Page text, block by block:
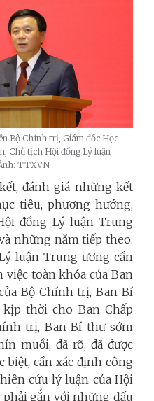
Bộ Chính trị, Giám đốc Học
Chủ tịch Hội đồng Lý luận
TTXVN
đánh giá những kết
tiêu, phương hướng,
đồng Lý luận Trung
những năm tiếp theo.
luận Trung ương cần
toàn khóa của Ban
Bộ Chính trị, Ban Bí
thời cho Ban Chấp
trị, Ban Bí thư sớm
muồi, đã rõ, đã được
biệt, cần xác định công
cứu lý luận của Hội
gắn với những dấu